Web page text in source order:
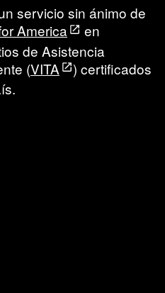
servicio sin ánimo de
America
en
de Asistencia
(VITA
) certificados